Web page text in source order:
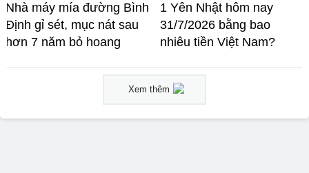
Nhà máy mía đường Bình
Định gỉ sét, mục nát sau
hơn 7 năm bỏ hoang
1 Yên Nhật hôm nay
31/7/2026 bằng bao
nhiêu tiền Việt Nam?
Xem thêm